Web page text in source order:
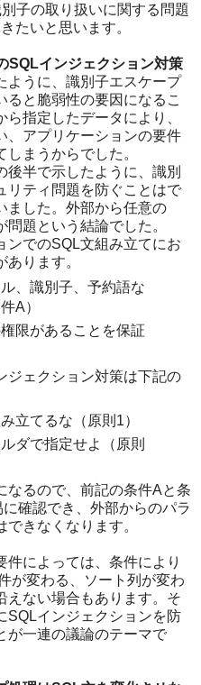
子の取り扱いに関する問題
たいと思います。
SQLインジェクション対策
ように、識別子エスケープ
ると脆弱性の要因になるこ
指定したデータにより、
、アプリケーションの要件
まうからでした。
半で示したように、識別
リティ問題を防ぐことはで
ました。外部から任意の
題という結論でした。
ンでのSQL文組み立てにお
ります。
、識別子、予約語な
A）
限があることを保証
ジェクション対策は下記の
立てるな（原則1）
ダで指定せよ（原則
なるので、前記の条件Aと条
確認でき、外部からのパラ
きなくなります。
件によっては、条件により
が変わる、ソート列が変わ
えない場合もあります。そ
SQLインジェクションを防
が一連の議論のテーマで